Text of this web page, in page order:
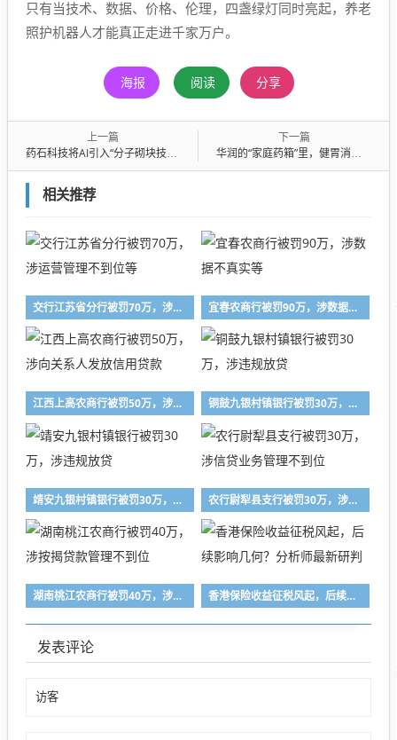
只有当技术、数据、价格、伦理，四盏绿灯同时亮起，养老
照护机器人才能真正走进千家万户。
海报 阅读 分享
上一篇
药石科技将AI引入“分子砌块技术”， AI重构CRDMO竞争逻辑
下一篇
华润的“家庭药箱”里，健胃消食片开始和感冒灵抢地盘
相关推荐
交行江苏省分行被罚70万，涉运营管理不到位等 宜春农商行被罚90万，涉数据不真实等
江西上高农商行被罚50万，涉向关系人发放信用贷款 铜鼓九银村镇银行被罚30万，涉违规放贷
靖安九银村镇银行被罚30万，涉违规放贷 农行尉犁县支行被罚30万，涉信贷业务管理不到位
湖南桃江农商行被罚40万，涉按揭贷款管理不到位 香港保险收益征税风起，后续影响几何？分析师最新研判
发表评论